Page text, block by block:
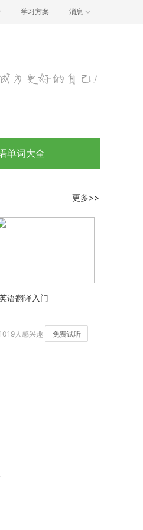
学习方案 消息
单词大全
更多>>
语翻译入门
1019人感兴趣 免费试听